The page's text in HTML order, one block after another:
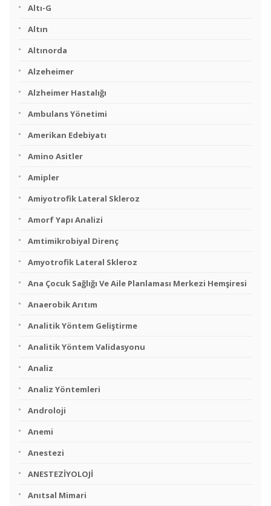
Altı-G
Altın
Altınorda
Alzeheimer
Alzheimer Hastalığı
Ambulans Yönetimi
Amerikan Edebiyatı
Amino Asitler
Amipler
Amiyotrofik Lateral Skleroz
Amorf Yapı Analizi
Amtimikrobiyal Direnç
Amyotrofik Lateral Skleroz
Ana Çocuk Sağlığı Ve Aile Planlaması Merkezi Hemşiresi
Anaerobik Arıtım
Analitik Yöntem Geliştirme
Analitik Yöntem Validasyonu
Analiz
Analiz Yöntemleri
Androloji
Anemi
Anestezi
ANESTEZİYOLOJİ
Anıtsal Mimari